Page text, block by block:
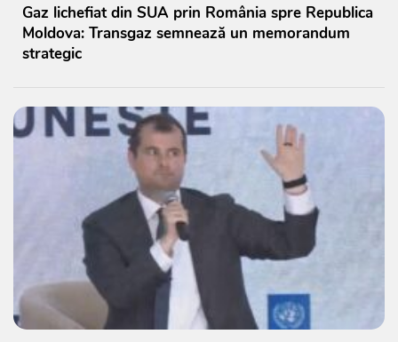
Gaz lichefiat din SUA prin România spre Republica
Moldova: Transgaz semnează un memorandum
strategic